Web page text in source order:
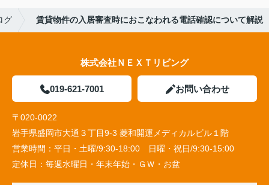
グ 賃貸物件の入居審査時におこなわれる電話確認について解説
株式会社ＮＥＸＴリビング
019-621-7001 お問い合わせ
〒020-0022
岩手県盛岡市大通３丁目9-3 菱和開運メディカルビル１階
営業時間： 平日・土曜/9:30-18:00 日曜・祝日/9:30-15:00
定休日： 毎週水曜日・年末年始・ＧＷ・お盆